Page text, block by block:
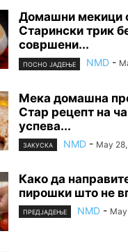
Домашни мекици
Старински трик
совршени...
ПОСНО ЈАДЕЊЕ NMD -
Мека домашна
Стар рецепт на
успева...
ЗАКУСКА NMD - May
Како да
пирошки што не
ПРЕДЈАДЕЊЕ NMD -